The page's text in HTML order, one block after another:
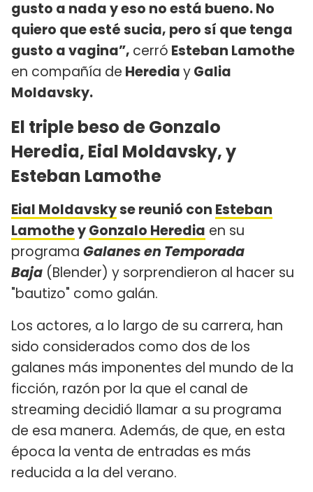
gusto a nada y eso no está bueno. No
quiero que esté sucia, pero sí que tenga
gusto a vagina”, cerró Esteban Lamothe
en compañía de HerediayGalia
Moldavsky.
El triple beso de Gonzalo
Heredia, Eial Moldavsky, y
Esteban Lamothe
Eial Moldavskyse reunió con Esteban
LamotheyGonzalo Heredia en su
programa Galanes en Temporada
Baja (Blender) y sorprendieron al hacer su
"bautizo" como galán.
Los actores, a lo largo de su carrera, han
sido considerados como dos de los
galanes más imponentes del mundo de la
ficción, razón por la que el canal de
streaming decidió llamar a su programa
de esa manera. Además, de que, en esta
época la venta de entradas es más
reducida a la del verano.